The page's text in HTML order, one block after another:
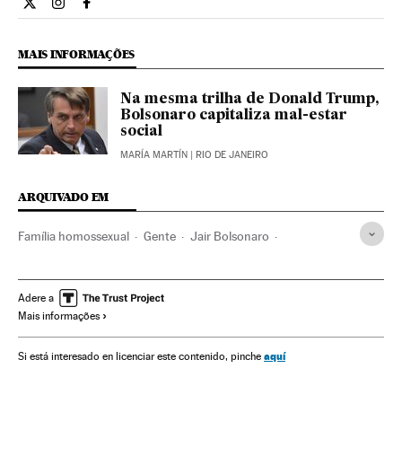
Cultura El País Brasil en Twitter
Cultura El País Brasil en Instagram
Cultura El País Brasil en Facebook
MAIS INFORMAÇÕES
Na mesma trilha de Donald Trump,
Bolsonaro capitaliza mal-estar
social
MARÍA MARTÍN | RIO DE JANEIRO
ARQUIVADO EM
Família homossexual Gente Jair Bolsonaro
Feminismo Direitos civis
Direitos humanos
Orientação sexual Sexualidade Grupos sociais
Adere a
Mais informações
Si está interesado en licenciar este contenido, pinche aquí